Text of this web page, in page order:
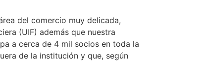
del comercio muy delicada,
(UIF) además que nuestra
a cerca de 4 mil socios en toda la
de la institución y que, según